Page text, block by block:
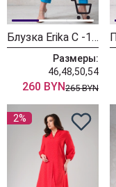
Блузка Erika С -157 серый
Размеры:
46,48,50,54
260 BYN265 BYN
2%